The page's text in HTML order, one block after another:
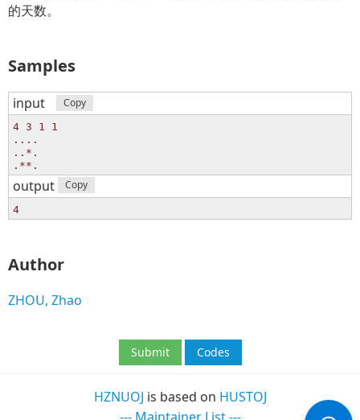
的天数。
Samples
input Copy
4 3 1 1
....
..*.
output Copy
Author
ZHOU, Zhao
Submit Codes
HZNUOJ is based on HUSTOJ